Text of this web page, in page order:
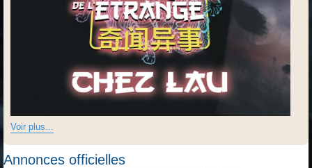
Voir plus...
Annonces officielles